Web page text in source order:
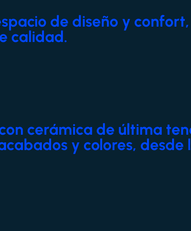
de diseño y confort,
calidad.
cerámica de última
y colores, desde